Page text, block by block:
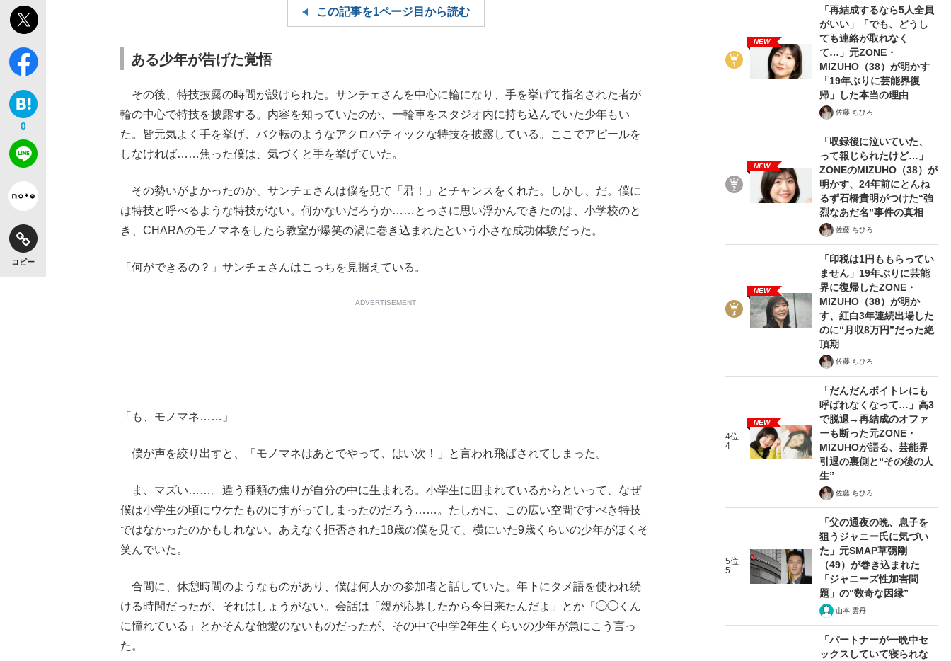
0
コピー
この記事を1ページ目から読む
ある少年が告げた覚悟
その後、特技披露の時間が設けられた。サンチェさんを中心に輪になり、手を挙げて指名された者が
輪の中心で特技を披露する。内容を知っていたのか、一輪車をスタジオ内に持ち込んでいた少年もい
た。皆元気よく手を挙げ、バク転のようなアクロバティックな特技を披露している。ここでアピールを
しなければ……焦った僕は、気づくと手を挙げていた。
その勢いがよかったのか、サンチェさんは僕を見て「君！」とチャンスをくれた。しかし、だ。僕に
は特技と呼べるような特技がない。何かないだろうか……とっさに思い浮かんできたのは、小学校のと
き、CHARAのモノマネをしたら教室が爆笑の渦に巻き込まれたという小さな成功体験だった。
「何ができるの？」サンチェさんはこっちを見据えている。
ADVERTISEMENT
「も、モノマネ……」
僕が声を絞り出すと、「モノマネはあとでやって、はい次！」と言われ飛ばされてしまった。
ま、マズい……。違う種類の焦りが自分の中に生まれる。小学生に囲まれているからといって、なぜ
僕は小学生の頃にウケたものにすがってしまったのだろう……。たしかに、この広い空間ですべき特技
ではなかったのかもしれない。あえなく拒否された18歳の僕を見て、横にいた9歳くらいの少年がほくそ
笑んでいた。
合間に、休憩時間のようなものがあり、僕は何人かの参加者と話していた。年下にタメ語を使われ続
ける時間だったが、それはしょうがない。会話は「親が応募したから今日来たんだよ」とか「◯◯くん
に憧れている」とかそんな他愛のないものだったが、その中で中学2年生くらいの少年が急にこう言っ
た。
NEW
「再結成するなら5人全員
がいい」「でも、どうし
ても連絡が取れなく
て…」元ZONE・
MIZUHO（38）が明かす
「19年ぶりに芸能界復
帰」した本当の理由
佐藤 ちひろ
NEW
「収録後に泣いていた、
って報じられたけど…」
ZONEのMIZUHO（38）が
明かす、24年前にとんね
るず石橋貴明がつけた“強
烈なあだ名”事件の真相
佐藤 ちひろ
NEW
「印税は1円ももらってい
ません」19年ぶりに芸能
界に復帰したZONE・
MIZUHO（38）が明か
す、紅白3年連続出場した
のに“月収8万円”だった絶
頂期
佐藤 ちひろ
4位
4
NEW
「だんだんボイトレにも
呼ばれなくなって…」高3
で脱退→再結成のオファ
ーも断った元ZONE・
MIZUHOが語る、芸能界
引退の裏側と“その後の人
生”
佐藤 ちひろ
5位
5
「父の通夜の晩、息子を
狙うジャニー氏に気づい
た」元SMAP草彅剛
（49）が巻き込まれた
「ジャニーズ性加害問
題」の“数奇な因縁”
山本 雲丹
「パートナーが一晩中セ
ックスしていて寝られな